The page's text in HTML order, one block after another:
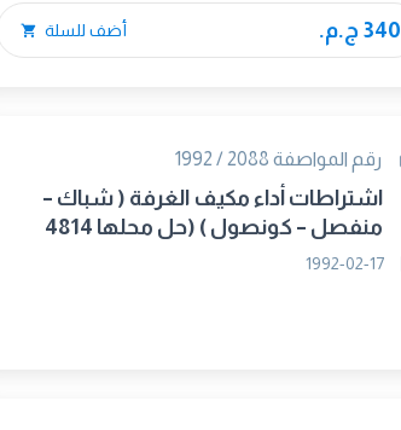
340 ج.م. أضف للسلة
رقم المواصفة 2088 / 1992
اشتراطات أداء مكيف الغرفة ( شباك –
منفصل – كونصول ) (حل محلها 4814
/2005)